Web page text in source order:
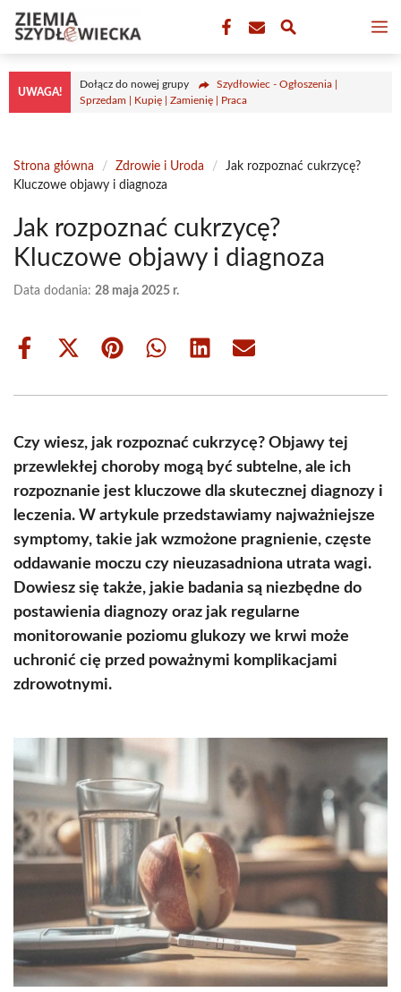
Przejdź
treści
UWAGA!
Dołącz do nowej grupy
Szydłowiec - Ogłoszenia |
Sprzedam | Kupię | Zamienię | Praca
Strona główna / Zdrowie i Uroda /
Jak rozpoznać cukrzycę?
Kluczowe objawy i diagnoza
Jak rozpoznać cukrzycę?
Kluczowe objawy i diagnoza
Data dodania: 28 maja 2025 r.
Share
Share
(Twitter)
Share Share Share Share
Czy wiesz, jak rozpoznać cukrzycę? Objawy tej
przewlekłej choroby mogą być subtelne, ale ich
rozpoznanie jest kluczowe dla skutecznej diagnozy i
leczenia. W artykule przedstawiamy najważniejsze
symptomy, takie jak wzmożone pragnienie, częste
oddawanie moczu czy nieuzasadniona utrata wagi.
Dowiesz się także, jakie badania są niezbędne do
postawienia diagnozy oraz jak regularne
monitorowanie poziomu glukozy we krwi może
uchronić cię przed poważnymi komplikacjami
zdrowotnymi.